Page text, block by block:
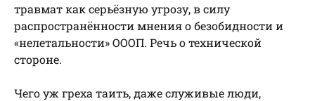
травмат как серьёзную угрозу, в силу
распространённости мнения о безобидности и
«нелетальности» ОООП. Речь о технической
стороне.
Чего уж греха таить, даже служивые люди,